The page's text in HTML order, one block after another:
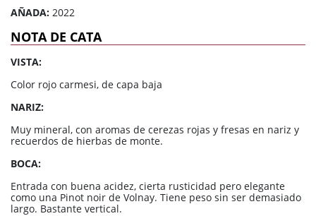
AÑADA: 2022
NOTA DE CATA
VISTA:
Color rojo carmesi, de capa baja
NARIZ:
Muy mineral, con aromas de cerezas rojas y fresas en nariz y
recuerdos de hierbas de monte.
BOCA:
Entrada con buena acidez, cierta rusticidad pero elegante
como una Pinot noir de Volnay. Tiene peso sin ser demasiado
largo. Bastante vertical.